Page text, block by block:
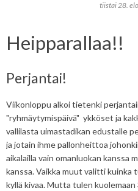
tiistai 28.
Heipparallaa!!
Perjantai!
Viikonloppu alkoi tietenki
"ryhmäytymispäivä" ykköset ja
vallilasta uimastadikan edustalle
ja jotain ihme pallonheittoa
aikalailla vain omanluokan kanssa
kanssa. Vaikka muut valitti kuinka
kyllä kivaa. Mutta tulen